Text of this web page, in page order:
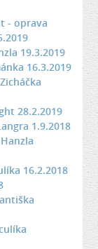
- oprava
19.3.2019
16.3.2019
28.2.2019
1.9.2018
16.2.2018